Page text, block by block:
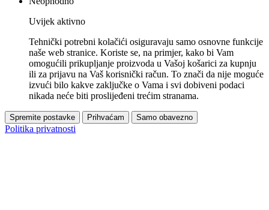
Uvijek aktivno
Tehnički potrebni kolačići osiguravaju samo osnovne funkcije
naše web stranice. Koriste se, na primjer, kako bi Vam
omogućili prikupljanje proizvoda u Vašoj košarici za kupnju
ili za prijavu na Vaš korisnički račun. To znači da nije moguće
izvući bilo kakve zaključke o Vama i svi dobiveni podaci
nikada neće biti proslijeđeni trećim stranama.
Spremite postavke Prihvaćam Samo obavezno
Politika privatnosti